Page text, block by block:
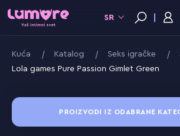
SR
Kuća Katalog Seks igračke
Lola games Pure Passion Gimlet Green
PROIZVODI IZ ODABRANE